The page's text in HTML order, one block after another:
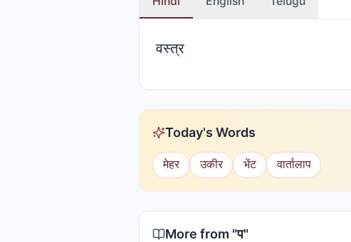
वस्त्र
Today's Words
मेहर उकीर भेंट वार्तालाप
More from "प"